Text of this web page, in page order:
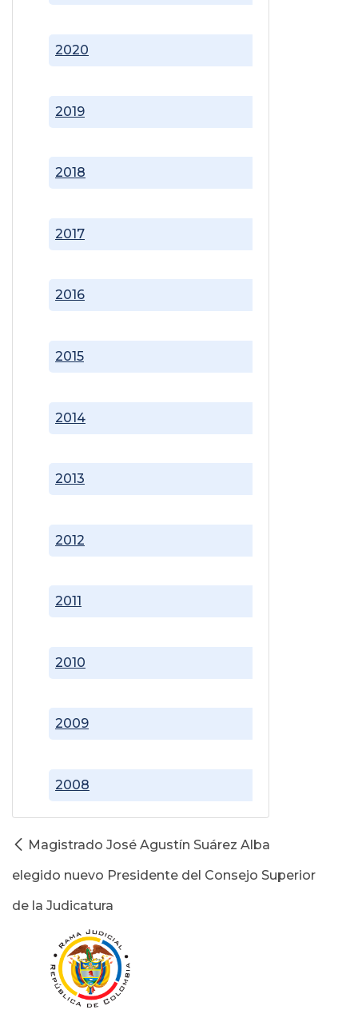
2008
2009
2010
2011
2012
2013
2014
2015
2016
2017
2018
2019
2020
Magistrado José Agustín Suárez Alba
elegido nuevo Presidente del Consejo Superior
de la Judicatura